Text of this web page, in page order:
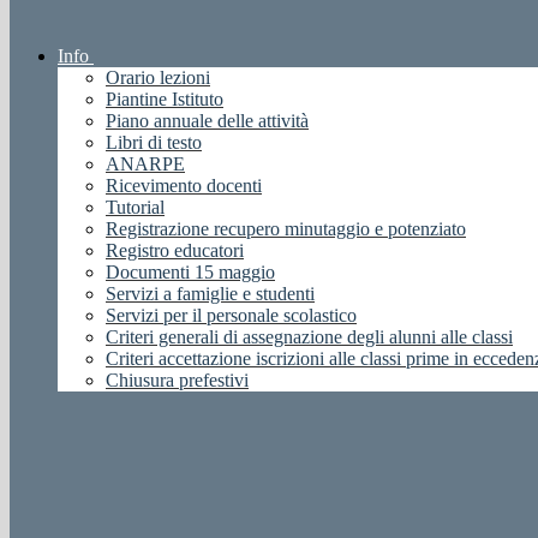
Info
Orario lezioni
Piantine Istituto
Piano annuale delle attività
Libri di testo
ANARPE
Ricevimento docenti
Tutorial
Registrazione recupero minutaggio e potenziato
Registro educatori
Documenti 15 maggio
Servizi a famiglie e studenti
Servizi per il personale scolastico
Criteri generali di assegnazione degli alunni alle classi
Criteri accettazione iscrizioni alle classi prime in
Chiusura prefestivi